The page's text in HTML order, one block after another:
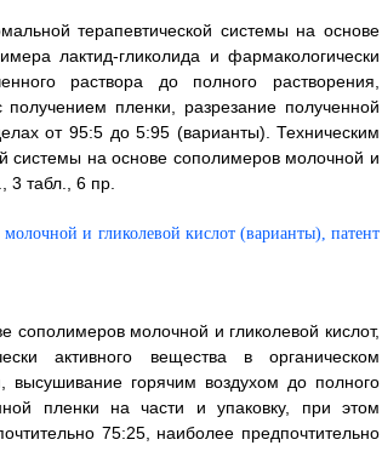
терапевтической системы на основе
лактид-гликолида и фармакологически
раствора до полного растворения,
пленки, разрезание полученной
от 95:5 до 5:95 (варианты). Техническим
системы на основе сополимеров молочной и
3 табл., 6 пр.
сополимеров молочной и гликолевой кислот,
активного вещества в органическом
высушивание горячим воздухом до полного
пленки на части и упаковку, при этом
75:25, наиболее предпочтительно